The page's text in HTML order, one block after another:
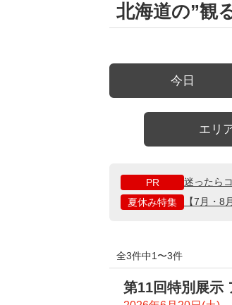
北海道の”観
今日
エリ
PR
迷ったら
夏休み特集
【7月・8
全3件中1〜3件
第11回特別展示